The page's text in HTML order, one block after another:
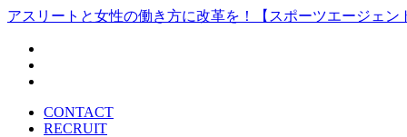
アスリートと女性の働き方に改革を！【スポーツエージェン
CONTACT
RECRUIT